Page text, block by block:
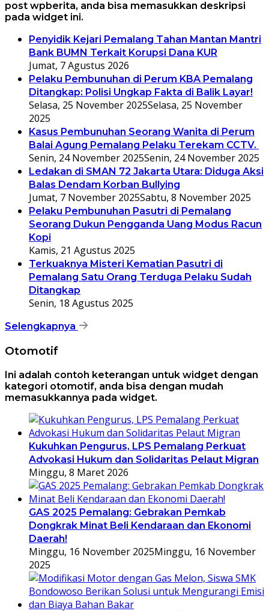
post wpberita, anda bisa memasukkan deskripsi
pada widget ini.
Penyidik Kejari Pemalang Tahan Mantan Mantri
Bank BUMN Terkait Korupsi Dana KUR
Jumat, 7 Agustus 2026
Pelaku Pembunuhan di Perum KBA Pemalang
Ditangkap: Polisi Ungkap Fakta di Balik Layar!
Selasa, 25 November 2025Selasa, 25 November
2025
Kasus Pembunuhan Seorang Wanita di Perum
Balai Agung Pemalang Pelaku Terekam CCTV.
Senin, 24 November 2025Senin, 24 November 2025
Ledakan di SMAN 72 Jakarta Utara: Diduga Aksi
Balas Dendam Korban Bullying
Jumat, 7 November 2025Sabtu, 8 November 2025
Pelaku Pembunuhan Pasutri di Pemalang
Seorang Dukun Pengganda Uang Modus Racun
Kopi
Kamis, 21 Agustus 2025
Terkuaknya Misteri Kematian Pasutri di
Pemalang Satu Orang Terduga Pelaku Sudah
Ditangkap
Senin, 18 Agustus 2025
Selengkapnya
Otomotif
Ini adalah contoh keterangan untuk widget dengan
kategori otomotif, anda bisa dengan mudah
memasukkannya pada widget.
Kukuhkan Pengurus, LPS Pemalang Perkuat
Advokasi Hukum dan Solidaritas Pelaut Migran
Minggu, 8 Maret 2026
GAS 2025 Pemalang: Gebrakan Pemkab
Dongkrak Minat Beli Kendaraan dan Ekonomi
Daerah!
Minggu, 16 November 2025Minggu, 16 November
2025